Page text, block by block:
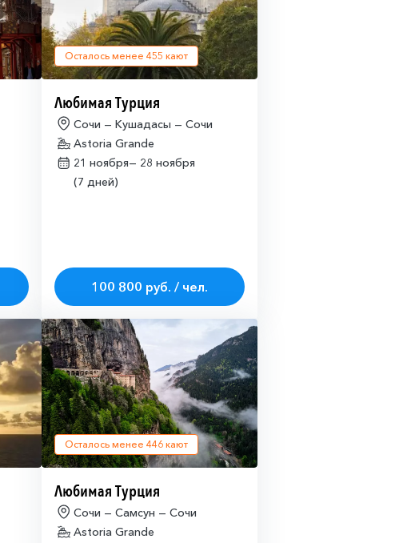
Осталось менее 455 кают
Любимая Турция
Сочи — Кушадасы — Сочи
Astoria Grande
21 ноября— 28 ноября
(7 дней)
100 800 руб. / чел.
Осталось менее 446 кают
Любимая Турция
Сочи — Самсун — Сочи
Astoria Grande